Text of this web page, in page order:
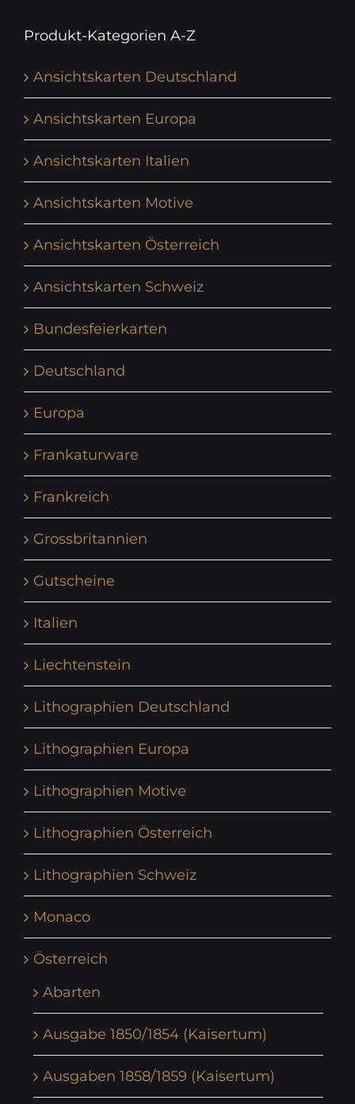
Produkt-Kategorien A-Z
Ansichtskarten Deutschland
Ansichtskarten Europa
Ansichtskarten Italien
Ansichtskarten Motive
Ansichtskarten Österreich
Ansichtskarten Schweiz
Bundesfeierkarten
Deutschland
Europa
Frankaturware
Frankreich
Grossbritannien
Gutscheine
Italien
Liechtenstein
Lithographien Deutschland
Lithographien Europa
Lithographien Motive
Lithographien Österreich
Lithographien Schweiz
Monaco
Österreich
Abarten
Ausgabe 1850/1854 (Kaisertum)
Ausgaben 1858/1859 (Kaisertum)